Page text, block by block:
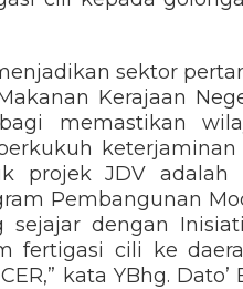
sektor
Kerajaan
memastikan
keterjaminan
projek JDV adalah
Pembangunan
dengan
fertigasi cili ke
kata YBhg. Dato’